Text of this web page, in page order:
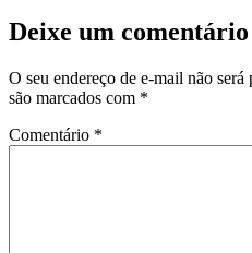
Deixe um comentário
O seu endereço de e-mail não será
são marcados com *
Comentário *